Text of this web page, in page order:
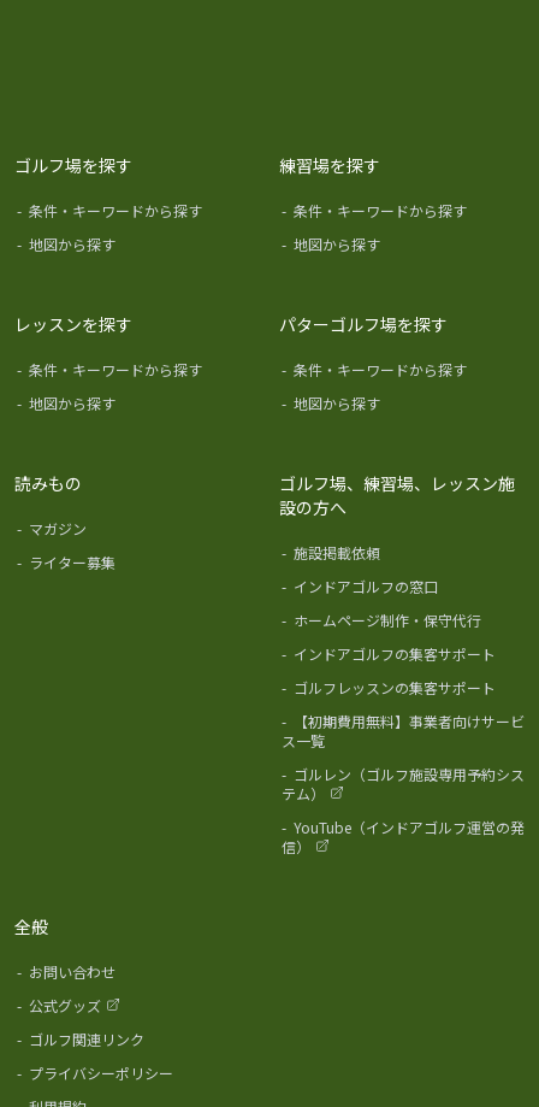
ゴルフ場を探す
- 条件・キーワードから探す
- 地図から探す
練習場を探す
- 条件・キーワードから探す
- 地図から探す
レッスンを探す
- 条件・キーワードから探す
- 地図から探す
パターゴルフ場を探す
- 条件・キーワードから探す
- 地図から探す
読みもの
- マガジン
- ライター募集
ゴルフ場、練習場、レッスン施
設の方へ
- 施設掲載依頼
- インドアゴルフの窓口
- ホームページ制作・保守代行
- インドアゴルフの集客サポート
- ゴルフレッスンの集客サポート
-
【初期費用無料】事業者向けサービ
ス一覧
- ゴルレン（ゴルフ施設専用予約シス
テム）
- YouTube（インドアゴルフ運営の発
信）
全般
- お問い合わせ
- 公式グッズ
- ゴルフ関連リンク
- プライバシーポリシー